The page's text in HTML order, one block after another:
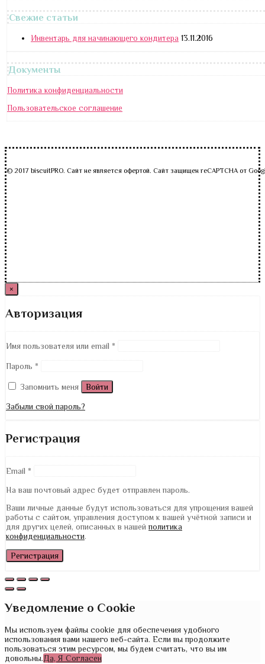
Свежие статьи
Инвентарь для начинающего кондитера 13.11.2016
Документы
Политика конфиденциальности
Пользовательское соглашение
© 2017 biscuitPRO. Сайт не является офертой. Сайт защищен reCAPTCHA от
×
Авторизация
Имя пользователя или email *
Пароль *
Запомнить меня Войти
Забыли свой пароль?
Регистрация
Email *
На ваш почтовый адрес будет отправлен пароль.
Ваши личные данные будут использоваться для упрощения вашей
работы с сайтом, управления доступом к вашей учётной записи и
для других целей, описанных в нашейполитика
конфиденциальности.
Регистрация
Уведомление о Cookie
Мы используем файлы cookie для обеспечения удобного
использования вами нашего веб-сайта. Если вы продолжите
пользоваться этим ресурсом, мы будем считать, что вы им
довольны.Да, Я Согласен